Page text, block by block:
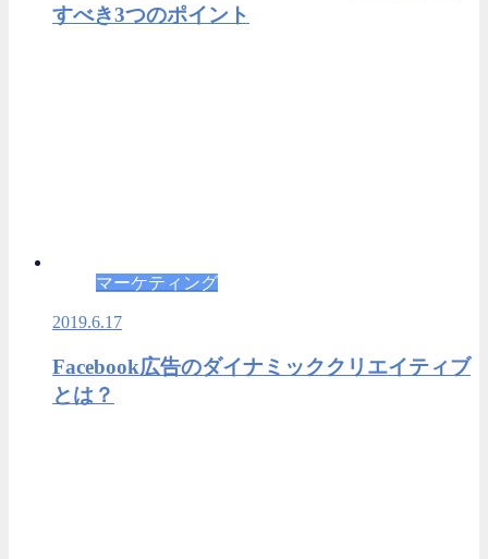
すべき3つのポイント
マーケティング
2019.6.17
Facebook広告のダイナミッククリエイティブ
とは？